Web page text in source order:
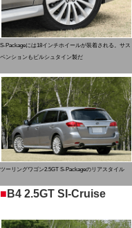
S-Packageには18インチホイールが装着される。サス
ペンションもビルシュタイン製だ
ツーリングワゴン2.5GT S-Packageのリアスタイル
■ B4 2.5GT SI-Cruise